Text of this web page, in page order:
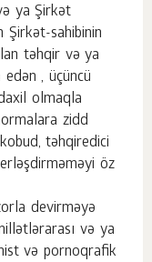
ya Şirkət
Şirkət-sahibinin
təhqir və ya
, üçüncü
olmaqla
zidd
təhqiredici
öz
devirməyə
və ya
və pornoqrafik